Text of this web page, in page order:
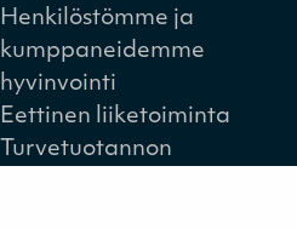
Henkilöstömme ja
kumppaneidemme
hyvinvointi
Eettinen liiketoiminta
Turvetuotannon